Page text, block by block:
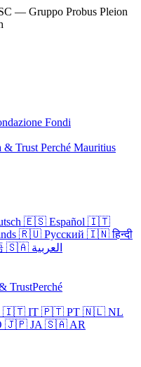
— Gruppo Probus Pleion
Fondi
& Trust Perché Mauritius
🇪🇸 Español 🇮🇹
🇷🇺 Русский 🇮🇳 हिन्दी
🇸🇦 العربية
TrustPerché
🇮🇹 IT 🇵🇹 PT 🇳🇱 NL
🇯🇵 JA 🇸🇦 AR